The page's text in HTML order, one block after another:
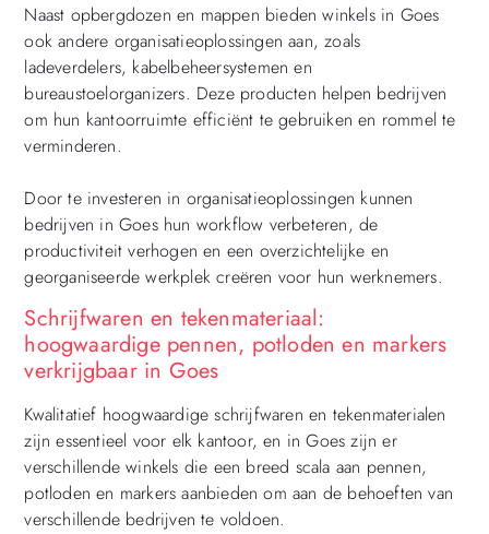
Naast opbergdozen en mappen bieden winkels in Goes
ook andere organisatieoplossingen aan, zoals
ladeverdelers, kabelbeheersystemen en
bureaustoelorganizers. Deze producten helpen bedrijven
om hun kantoorruimte efficiënt te gebruiken en rommel te
verminderen.
Door te investeren in organisatieoplossingen kunnen
bedrijven in Goes hun workflow verbeteren, de
productiviteit verhogen en een overzichtelijke en
georganiseerde werkplek creëren voor hun werknemers.
Schrijfwaren en tekenmateriaal:
hoogwaardige pennen, potloden en markers
verkrijgbaar in Goes
Kwalitatief hoogwaardige schrijfwaren en tekenmaterialen
zijn essentieel voor elk kantoor, en in Goes zijn er
verschillende winkels die een breed scala aan pennen,
potloden en markers aanbieden om aan de behoeften van
verschillende bedrijven te voldoen.